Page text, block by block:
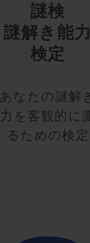
謎検
謎解き能
検定
あなたの謎解
力を客観的に
るための検定